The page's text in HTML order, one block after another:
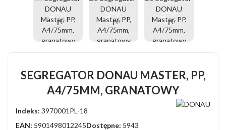
SEGREGATOR DONAU MASTER, PP,
A4/75MM, GRANATOWY
Indeks: 3970001PL-18
EAN: 5901498012245Dostępne: 5943